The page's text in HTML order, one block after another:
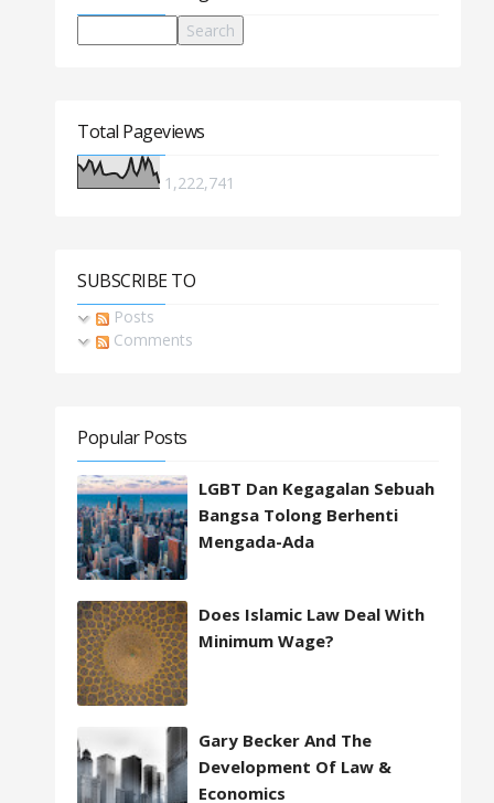
Total Pageviews
1,222,741
SUBSCRIBE TO
Posts
Comments
Popular Posts
LGBT Dan Kegagalan Sebuah
Bangsa Tolong Berhenti
Mengada-Ada
Does Islamic Law Deal With
Minimum Wage?
Gary Becker And The
Development Of Law &
Economics